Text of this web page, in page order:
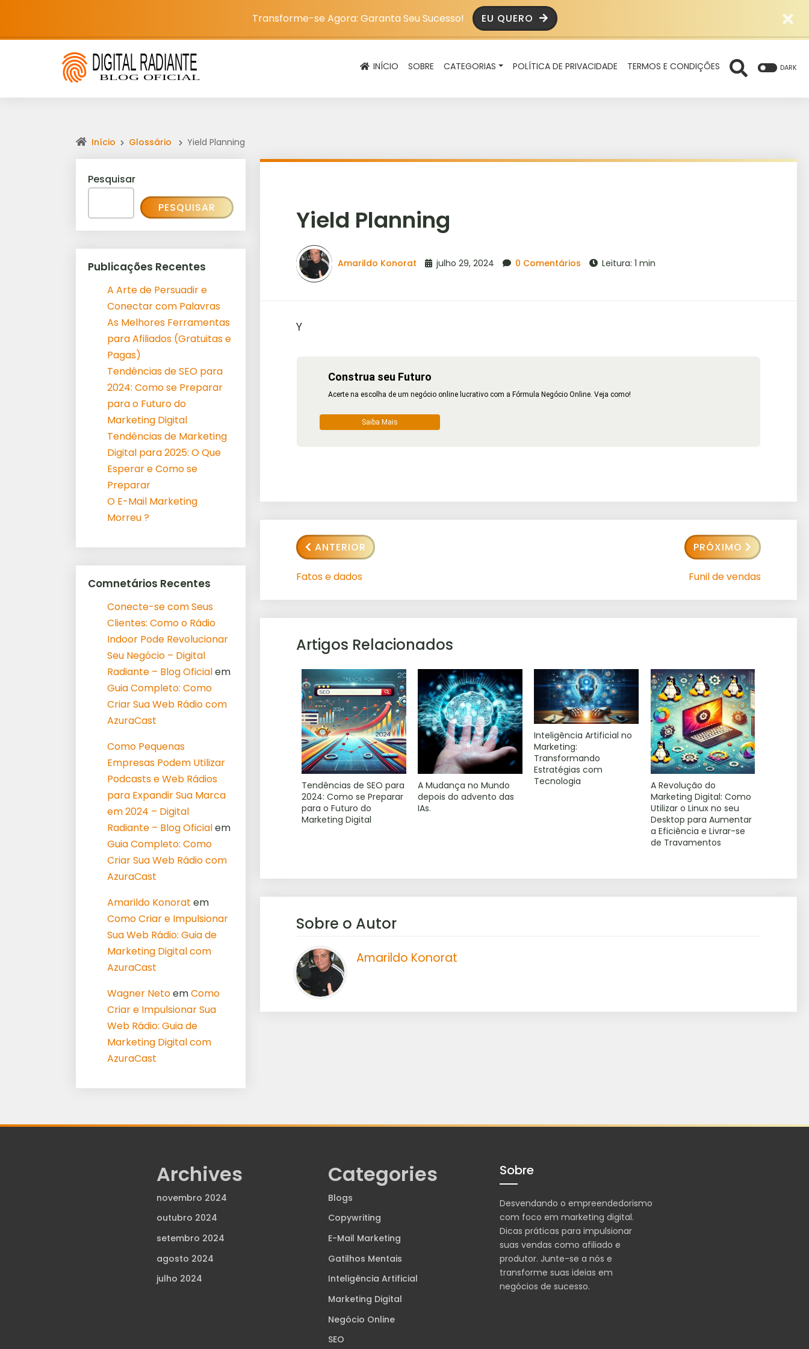
Transforme-se Agora: Garanta Seu Sucesso! EU QUERO
INÍCIO SOBRE CATEGORIAS POLÍTICA DE PRIVACIDADE TERMOS E CONDIÇÕES DARK
Início Glossário Yield Planning
Yield Planning
Amarildo Konorat julho 29, 2024 0 Comentários Leitura: 1 min
Y
Construa seu Futuro
Acerte na escolha de um negócio online lucrativo com a Fórmula Negócio Online. Veja como!
Saiba Mais
ANTERIOR
Fatos e dados
PRÓXIMO
Funil de vendas
Artigos Relacionados
Tendências de SEO para
2024: Como se Preparar
para o Futuro do
Marketing Digital
A Mudança no Mundo
depois do advento das
IAs.
Inteligência Artificial no
Marketing:
Transformando
Estratégias com
Tecnologia
A Revolução do
Marketing Digital: Como
Utilizar o Linux no seu
Desktop para Aumentar
a Eficiência e Livrar-se
de Travamentos
Sobre o Autor
Amarildo Konorat
Pesquisar
PESQUISAR
Publicações Recentes
A Arte de Persuadir e
Conectar com Palavras
As Melhores Ferramentas
para Afiliados (Gratuitas e
Pagas)
Tendências de SEO para
2024: Como se Preparar
para o Futuro do
Marketing Digital
Tendências de Marketing
Digital para 2025: O Que
Esperar e Como se
Preparar
O E-Mail Marketing
Morreu ?
Comnetários Recentes
Conecte-se com Seus
Clientes: Como o Rádio
Indoor Pode Revolucionar
Seu Negócio – Digital
Radiante – Blog Oficialem
Guia Completo: Como
Criar Sua Web Rádio com
AzuraCast
Como Pequenas
Empresas Podem Utilizar
Podcasts e Web Rádios
para Expandir Sua Marca
em 2024 – Digital
Radiante – Blog Oficialem
Guia Completo: Como
Criar Sua Web Rádio com
AzuraCast
Amarildo Konorat em
Como Criar e Impulsionar
Sua Web Rádio: Guia de
Marketing Digital com
AzuraCast
Wagner NetoemComo
Criar e Impulsionar Sua
Web Rádio: Guia de
Marketing Digital com
AzuraCast
Archives
novembro 2024
outubro 2024
setembro 2024
agosto 2024
julho 2024
Categories
Blogs
Copywriting
E-Mail Marketing
Gatilhos Mentais
Inteligência Artificial
Marketing Digital
Negócio Online
SEO
Sobre
Desvendando o empreendedorismo
com foco em marketing digital.
Dicas práticas para impulsionar
suas vendas como afiliado e
produtor. Junte-se a nós e
transforme suas ideias em
negócios de sucesso.